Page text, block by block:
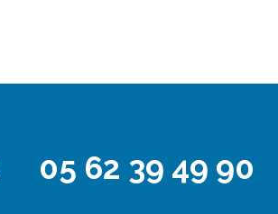
05 62 39 49 90